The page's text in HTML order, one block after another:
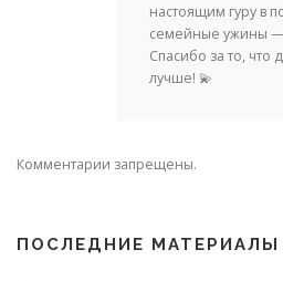
настоящим гуру в
семейные ужины —
Спасибо за то, что
лучше! 💫
Комментарии запрещены.
ПОСЛЕДНИЕ МАТЕРИАЛЫ